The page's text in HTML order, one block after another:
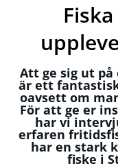
Att ge sig ut
är ett
oavsett om
För att ge er
har vi
erfaren
har en stark
fiske i